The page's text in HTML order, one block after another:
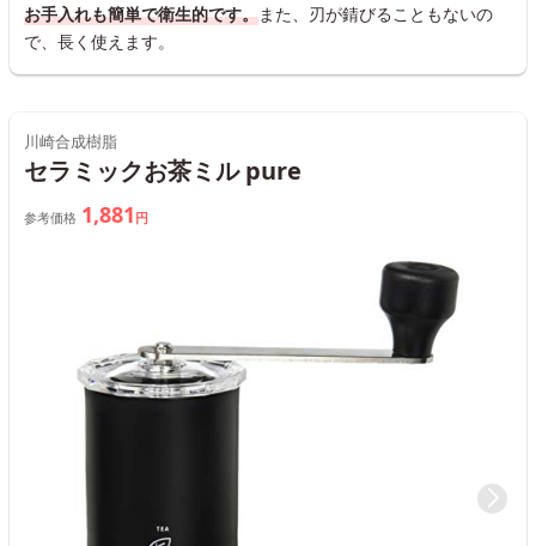
お手入れも簡単で衛生的です。また、刃が錆びることもないの
で、長く使えます。
川崎合成樹脂
セラミックお茶ミル pure
参考価格 1,881 円